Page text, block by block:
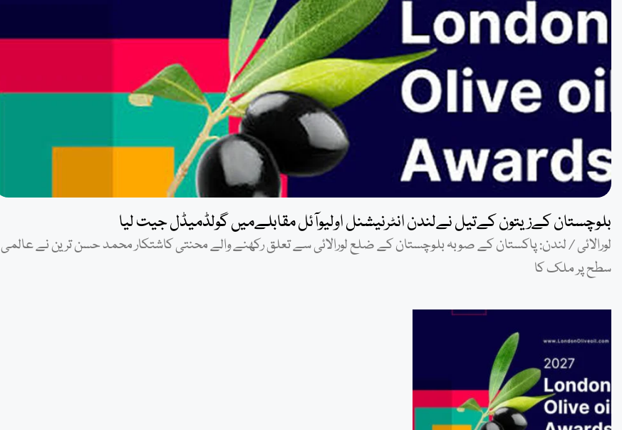
بلوچستان کےزیتون کےتیل نےلندن انٹرنیشنل اولیوآئل مقابلےمیں گولڈمیڈل جیت لیا
لورالائی / لندن: پاکستان کے صوبہ بلوچستان کے ضلع لورالائی سے تعلق رکھنے والے محنتی کاشتکار محمد حسن ترین نے عالمی
سطح پر ملک کا